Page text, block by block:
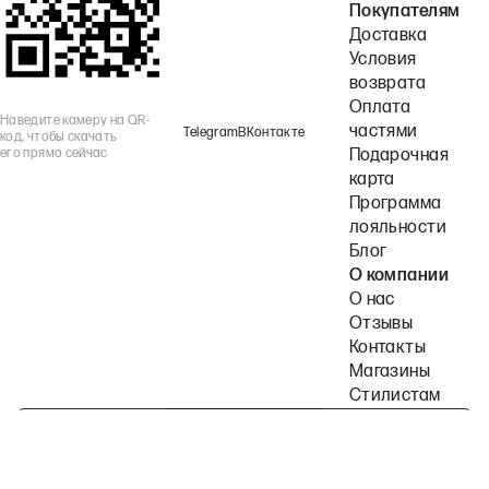
Наведите камеру на QR-
код, чтобы скачать
его прямо сейчас
TelegramВКонтакте
Покупателям
Доставка
Условия
возврата
Оплата
частями
Подарочная
карта
Программа
лояльности
Блог
О компании
О нас
Отзывы
Контакты
Магазины
Стилистам